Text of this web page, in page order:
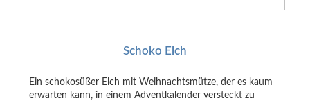
Schoko Elch
Ein schokosüßer Elch mit Weihnachtsmütze, der es kaum
erwarten kann, in einem Adventkalender versteckt zu